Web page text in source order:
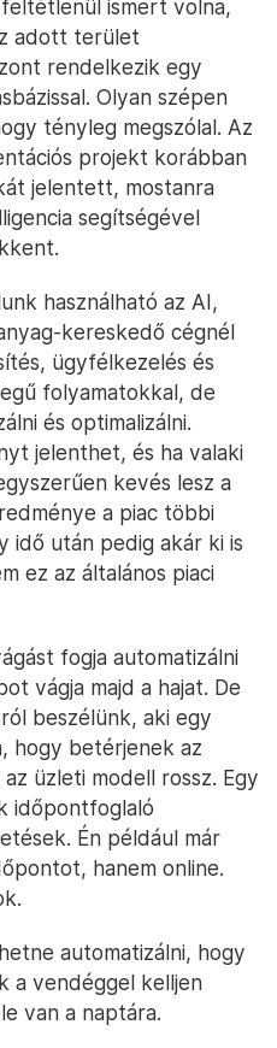
ismert volna,
adott terület
rendelkezik egy
Olyan szépen
tényleg megszólal. Az
projekt korábban
jelentett, mostanra
segítségével
használható az AI,
kereskedő cégnél
ügyfélkezelés és
folyamatokkal, de
és optimalizálni.
jelenthet, és ha valaki
kevés lesz a
a piac többi
idő után pedig akár ki is
ez az általános piaci
fogja automatizálni
vágja majd a hajat. De
beszélünk, aki egy
hogy betérjenek az
üzleti modell rossz. Egy
időpontfoglaló
Én például már
hanem online.
automatizálni, hogy
a vendéggel kelljen
van a naptára.